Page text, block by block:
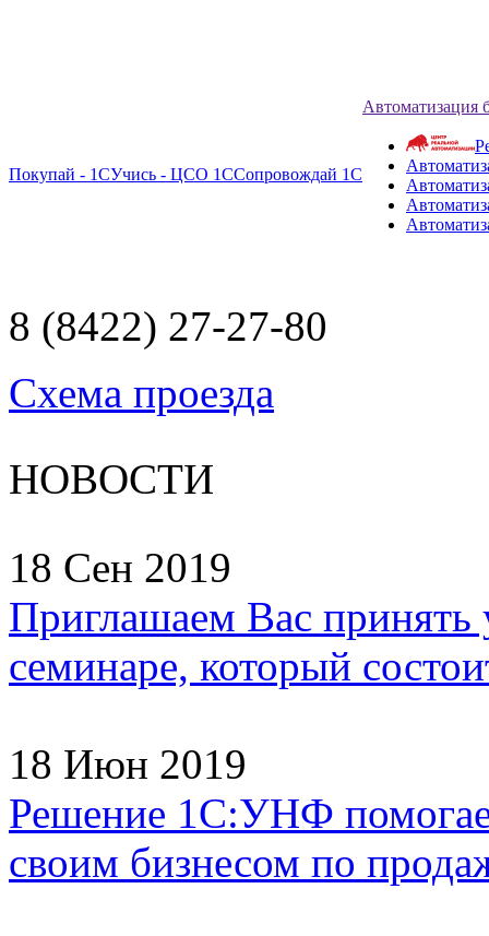
Покупай - 1СУчись - ЦСО 1ССопровождай 1С
Автоматизация
8 (8422) 27-27-80
Схема проезда
НОВОСТИ
18 Сен 2019
Приглашаем Вас принять
семинаре, который
18 Июн 2019
Решение 1С:УНФ
своим бизнесом по